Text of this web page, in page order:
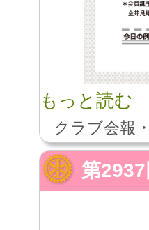
もっと読む
クラブ会報
第